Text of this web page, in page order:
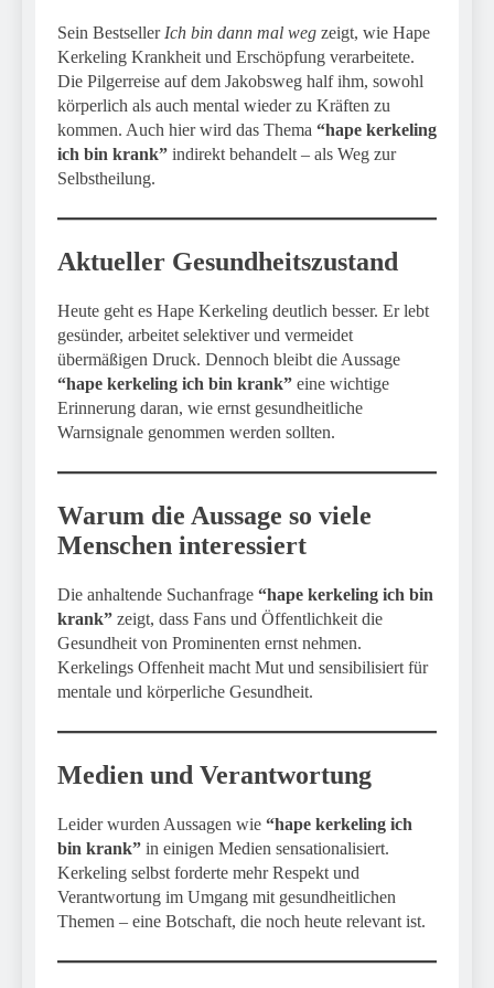
Sein Bestseller Ich bin dann mal weg zeigt, wie Hape
Kerkeling Krankheit und Erschöpfung verarbeitete.
Die Pilgerreise auf dem Jakobsweg half ihm, sowohl
körperlich als auch mental wieder zu Kräften zu
kommen. Auch hier wird das Thema “hape kerkeling
ich bin krank” indirekt behandelt – als Weg zur
Selbstheilung.
Aktueller Gesundheitszustand
Heute geht es Hape Kerkeling deutlich besser. Er lebt
gesünder, arbeitet selektiver und vermeidet
übermäßigen Druck. Dennoch bleibt die Aussage
“hape kerkeling ich bin krank” eine wichtige
Erinnerung daran, wie ernst gesundheitliche
Warnsignale genommen werden sollten.
Warum die Aussage so viele
Menschen interessiert
Die anhaltende Suchanfrage “hape kerkeling ich bin
krank” zeigt, dass Fans und Öffentlichkeit die
Gesundheit von Prominenten ernst nehmen.
Kerkelings Offenheit macht Mut und sensibilisiert für
mentale und körperliche Gesundheit.
Medien und Verantwortung
Leider wurden Aussagen wie “hape kerkeling ich
bin krank” in einigen Medien sensationalisiert.
Kerkeling selbst forderte mehr Respekt und
Verantwortung im Umgang mit gesundheitlichen
Themen – eine Botschaft, die noch heute relevant ist.